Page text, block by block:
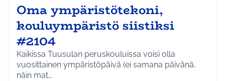
Oma ympäristötekoni,
kouluympäristö siistiksi
#2104
Kaikissa Tuusulan peruskouluissa voisi olla
vuosittainen ympäristöpäivä (ei samana päivänä,
näin mat…